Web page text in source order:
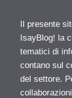
Il presente
IsayBlog! la
tematici di
contano sul
del settore.